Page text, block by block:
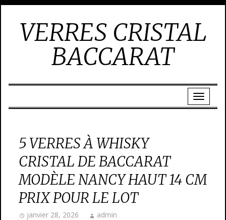
VERRES CRISTAL
BACCARAT
5 VERRES À WHISKY
CRISTAL DE BACCARAT
MODÈLE NANCY HAUT 14 CM
PRIX POUR LE LOT
janvier 28, 2026 admin